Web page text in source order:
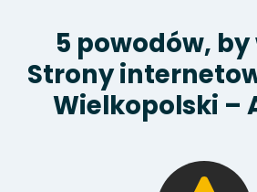
5 powodów,
Strony
Wielkopolski –